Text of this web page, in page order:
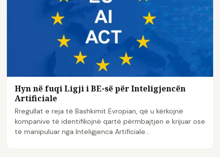
Hyn në fuqi Ligji i BE-së për Inteligjencën
Artificiale
Rregullat e reja të Bashkimit Evropian, që u kërkojnë
kompanive të identifikojnë qartë përmbajtjen e krijuar ose
të manipuluar nga Inteligjenca Artificiale…